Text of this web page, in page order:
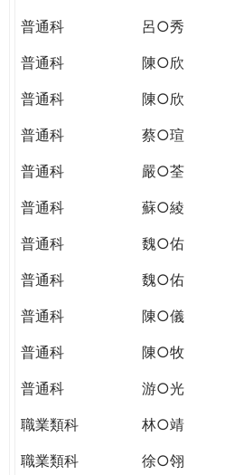
普通科
呂○秀
普通科
陳○欣
普通科
陳○欣
普通科
蔡○瑄
普通科
嚴○荃
普通科
蘇○綾
普通科
魏○佑
普通科
魏○佑
普通科
陳○儀
普通科
陳○牧
普通科
游○光
職業類科
林○靖
職業類科
徐○翎